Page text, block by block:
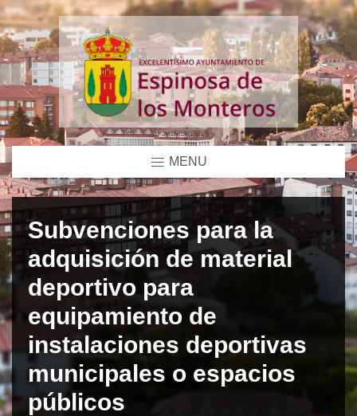
MENU
Subvenciones para la
adquisición de material
deportivo para
equipamiento de
instalaciones deportivas
municipales o espacios
públicos